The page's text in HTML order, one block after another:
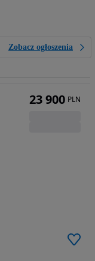
Zobacz ogłoszenia
23 900 PLN